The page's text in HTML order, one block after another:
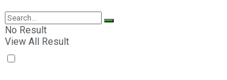
E-Magazine
No Result
View All Result